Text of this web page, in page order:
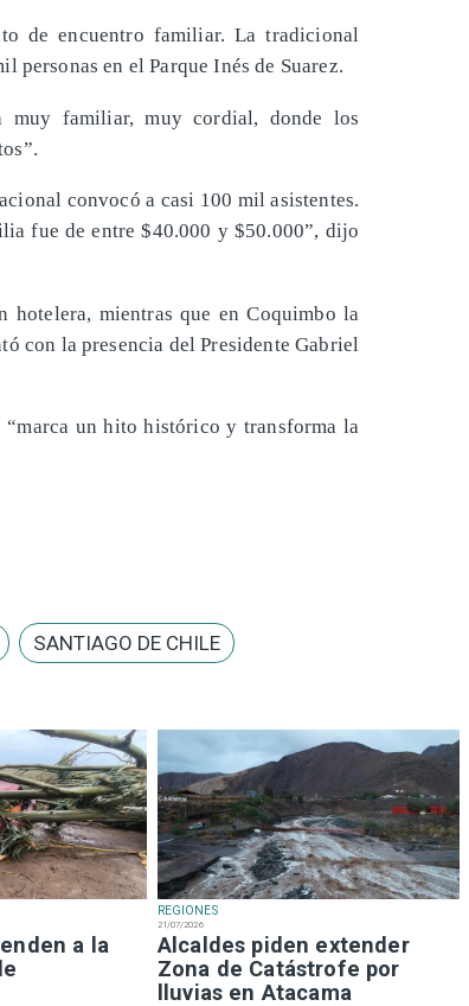
a la
REGIONES
21/07/2026
Alcaldes piden extender
Zona de Catástrofe por
lluvias en Atacama
de encuentro familiar. La tradicional
personas en el Parque Inés de Suarez.
muy familiar, muy cordial, donde los
convocó a casi 100 mil asistentes.
fue de entre $40.000 y $50.000”, dijo
hotelera, mientras que en Coquimbo la
con la presencia del Presidente Gabriel
un hito histórico y transforma la
SANTIAGO DE CHILE